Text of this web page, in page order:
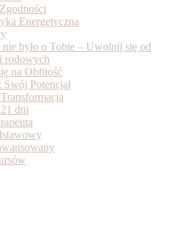
Energetyczna
było o Tobie – Uwolnij się od
rodowych
na Obfitość
Swój Potencjał
dni